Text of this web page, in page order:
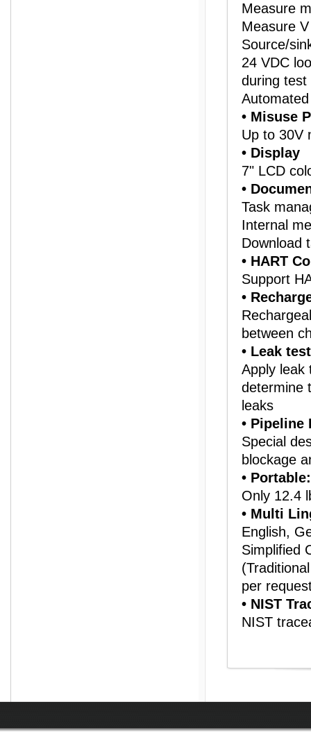
Measure
Measure
Source/
24 VDC
during test
• Misuse
Up to 30V
• Display
7" LCD
•
Task
Internal
Download
• HART
Support
•
between
• Leak
Apply leak
determine
leaks
• Pipeline
Special
blockage
• Portable:
Only 12.4
• Multi
English,
Simplified
per
• NIST
NIST